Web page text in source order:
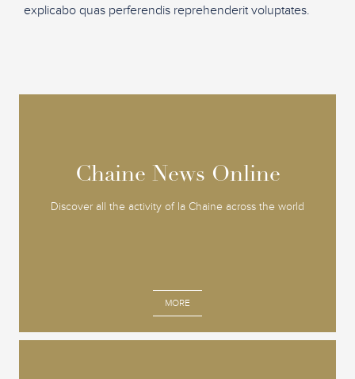
explicabo quas perferendis reprehenderit voluptates.
Chaine News Online
Discover all the activity of la Chaine across the world
MORE
Chaine News Online